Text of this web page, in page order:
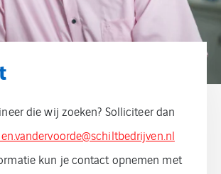
die wij zoeken? Solliciteer dan
kun je contact opnemen met